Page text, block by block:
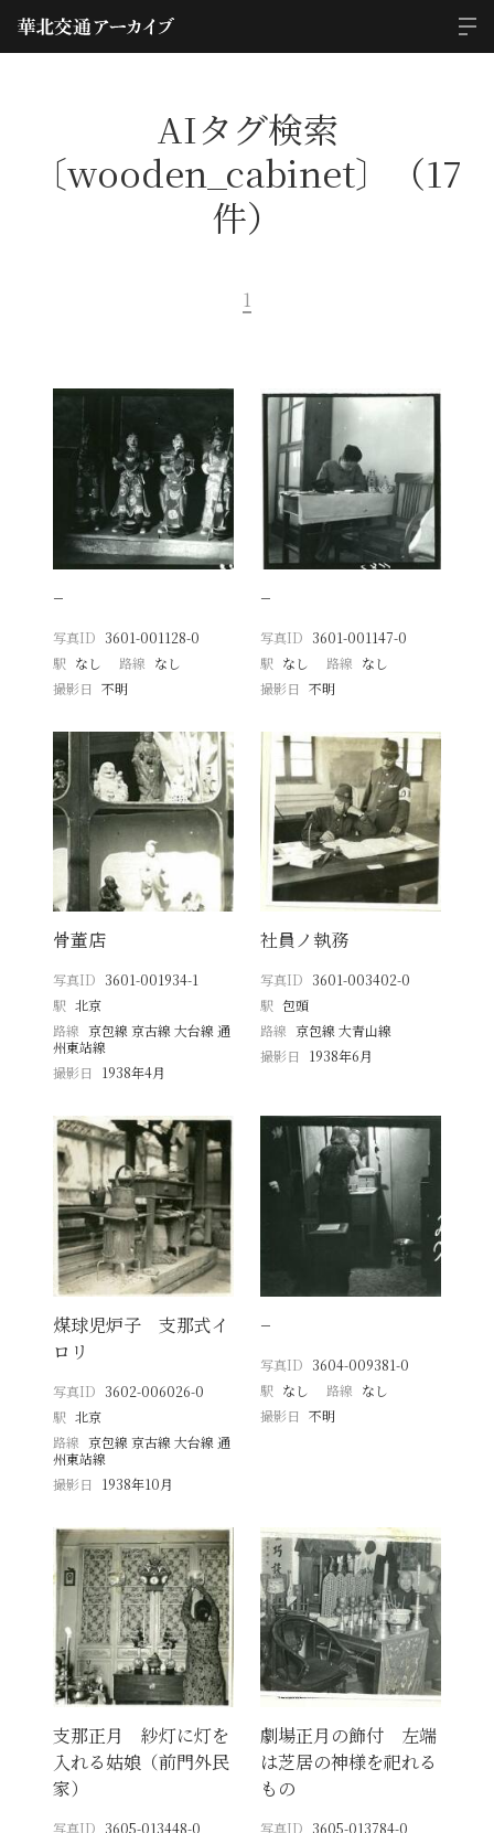
AIタグ検索
〔wooden_cabinet〕（17
件）
1
−
写真ID 3601-001128-0
駅 なし 路線 なし
撮影日
不明
−
写真ID 3601-001147-0
駅 なし 路線 なし
撮影日 不明
骨董店
写真ID 3601-001934-1
駅 北京
路線 京包線 京古線 大台線 通
州東站線
撮影日
1938年4月
社員ノ執務
写真ID 3601-003402-0
駅 包頭
路線 京包線 大青山線
撮影日
1938年6月
煤球児炉子 支那式イ
ロリ
写真ID 3602-006026-0
駅 北京
路線 京包線 京古線 大台線 通
州東站線
撮影日
1938年10月
−
写真ID 3604-009381-0
駅 なし 路線 なし
撮影日 不明
支那正月 紗灯に灯を
入れる姑娘（前門外民
家）
写真ID 3605-013448-0
劇場正月の飾付 左端
は芝居の神様を祀れる
もの
写真ID 3605-013784-0